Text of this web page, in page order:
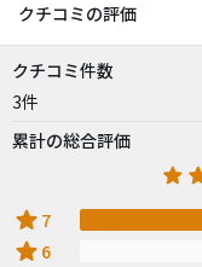
クチコミの評価
クチコミ件数
3件
累計の総合評価
star 7
star 6